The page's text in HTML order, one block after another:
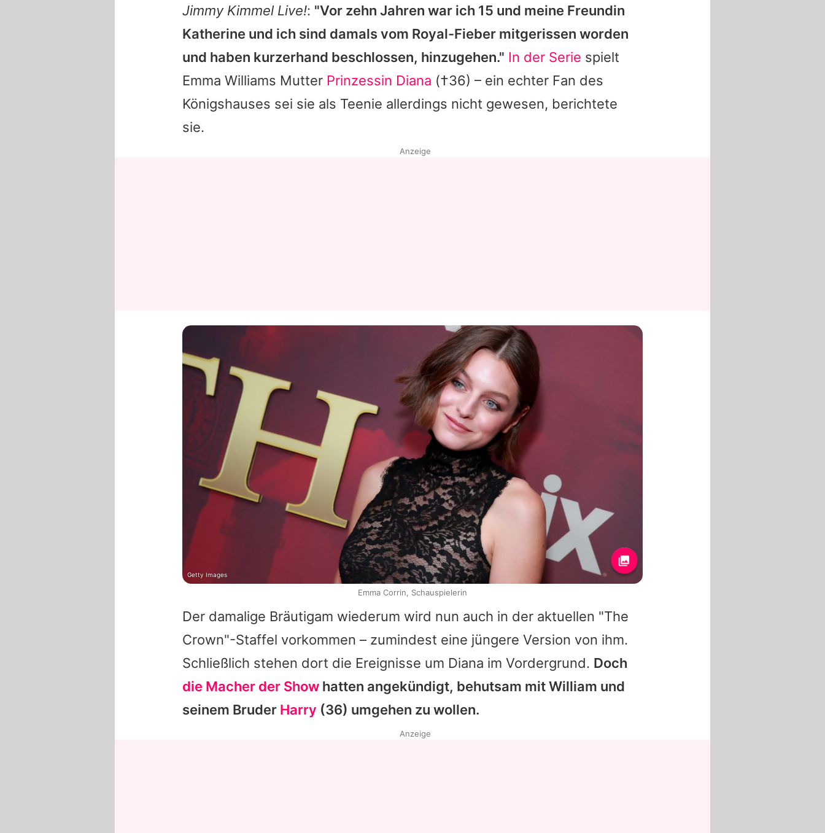
Jimmy Kimmel Live!: "Vor zehn Jahren war ich 15 und meine Freundin
Katherine und ich sind damals vom Royal-Fieber mitgerissen worden
und haben kurzerhand beschlossen, hinzugehen." In der Serie spielt
Emma Williams Mutter Prinzessin Diana (†36) – ein echter Fan des
Königshauses sei sie als Teenie allerdings nicht gewesen, berichtete
sie.
Der damalige Bräutigam wiederum wird nun auch in der aktuellen "The
Crown"-Staffel vorkommen – zumindest eine jüngere Version von ihm.
Schließlich stehen dort die Ereignisse um Diana im Vordergrund. Doch
die Macher der Show hatten angekündigt, behutsam mit William und
seinem Bruder Harry (36) umgehen zu wollen.
Anzeige
Getty Images
Emma Corrin, Schauspielerin
Anzeige